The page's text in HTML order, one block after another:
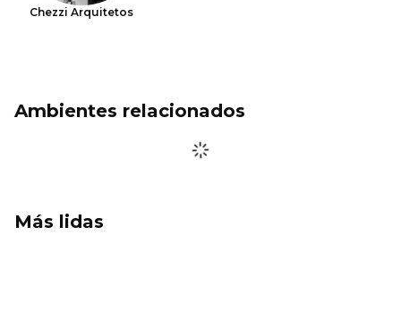
Chezzi Arquitetos
Ambientes relacionados
Más lidas